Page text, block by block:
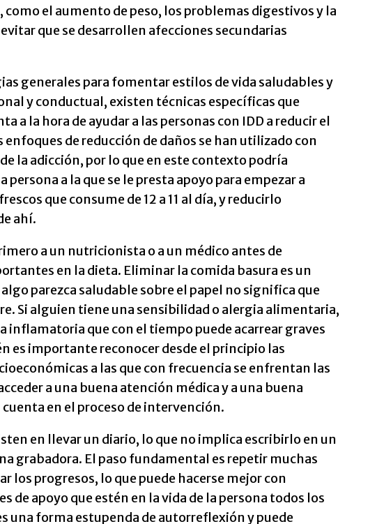
el aumento de peso, los problemas digestivos y la
que se desarrollen afecciones secundarias
generales para fomentar estilos de vida saludables y
y conductual, existen técnicas específicas que
a la hora de ayudar a las personas con IDD a reducir el
enfoques de reducción de daños se han utilizado con
la adicción, por lo que en este contexto podría
a la que se le presta apoyo para empezar a
que consume de 12 a 11 al día, y reducirlo
ahí.
a un nutricionista o a un médico antes de
en la dieta. Eliminar la comida basura es un
parezca saludable sobre el papel no significa que
Si alguien tiene una sensibilidad o alergia alimentaria,
inflamatoria que con el tiempo puede acarrear graves
es importante reconocer desde el principio las
a las que con frecuencia se enfrentan las
a una buena atención médica y a una buena
en el proceso de intervención.
en llevar un diario, lo que no implica escribirlo en un
grabadora. El paso fundamental es repetir muchas
los progresos, lo que puede hacerse mejor con
de apoyo que estén en la vida de la persona todos los
una forma estupenda de autorreflexión y puede